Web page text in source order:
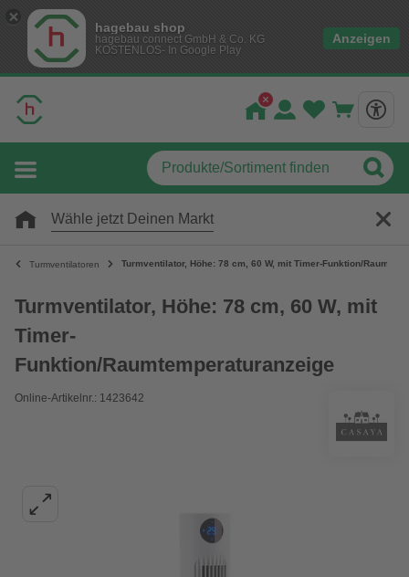
hagebau shop
hagebau connect GmbH & Co. KG
KOSTENLOS- In Google Play
Anzeigen
Wähle jetzt Deinen Markt
Turmventilatoren Turmventilator, Höhe: 78 cm, 60 W, mit Timer-Funktion/
Turmventilator, Höhe: 78 cm, 60 W, mit
Timer-
Funktion/Raumtemperaturanzeige
Online-Artikelnr.: 1423642